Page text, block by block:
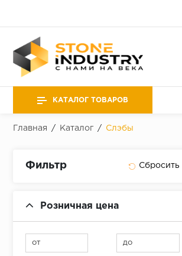
КАТАЛОГ ТОВАРОВ
Главная / Каталог / Слэбы
Фильтр
Розничная цена
от до